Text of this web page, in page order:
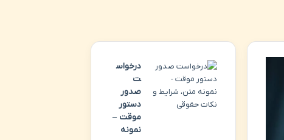
درخواس
ت
صدور
دستور
موقت –
نمونه